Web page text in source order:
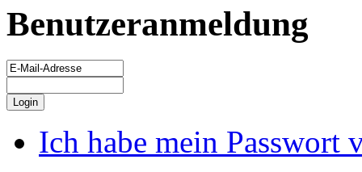
Benutzeranmeldung
Ich habe mein Passwort